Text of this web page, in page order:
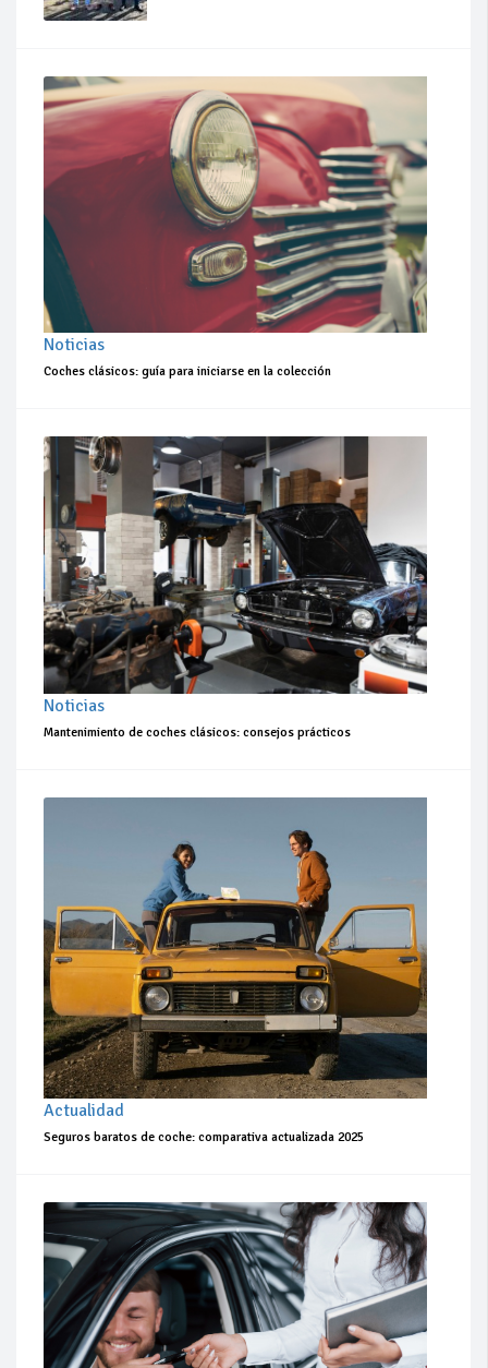
Noticias
Coches clásicos: guía para iniciarse en la colección
Noticias
Mantenimiento de coches clásicos: consejos prácticos
Actualidad
Seguros baratos de coche: comparativa actualizada 2025